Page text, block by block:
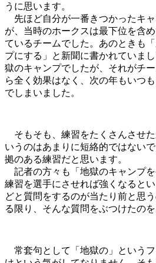
うに思います。
先ほど自分が一番きつかったキ
が、当時のホークスは最下位を含
ているチームでした。あのときも
プにする」と新聞に書かれていま
獄のキャンプでしたが、それがチ
ら全く効果はなく、次の年もいつ
でしまいました。
そもそも、練習をたくさんさせ
いうのはあまりに短絡的ではない
拠のある練習だと思います。
記者の方々も「地獄のキャンプ
練習を選手にさせれば強くなると
どと質問をするのが当たり前と思
る限り、そんな質問をぶつけたの
常套句として「地獄の」という